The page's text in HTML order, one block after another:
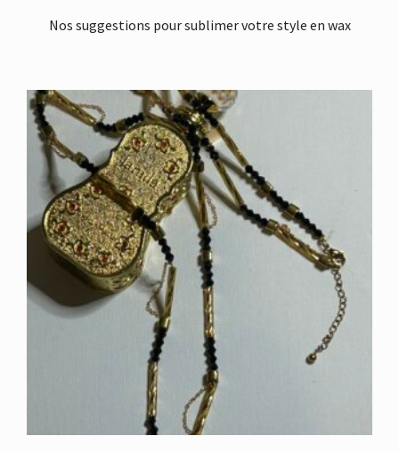
Nos suggestions pour sublimer votre style en wax